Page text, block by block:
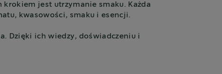
jest utrzymanie smaku. Każda
kwasowości, smaku i esencji.
Dzięki ich wiedzy, doświadczeniu i